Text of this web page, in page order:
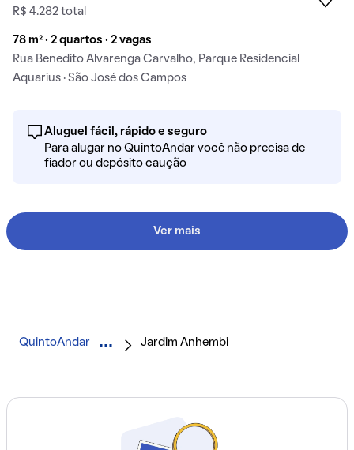
R$ 4.282 total
78 m² · 2 quartos · 2 vagas
Rua Benedito Alvarenga Carvalho, Parque Residencial
Aquarius · São José dos Campos
Aluguel fácil, rápido e seguro
Para alugar no QuintoAndar você não precisa de
fiador ou depósito caução
Ver mais
QuintoAndar Jardim Anhembi